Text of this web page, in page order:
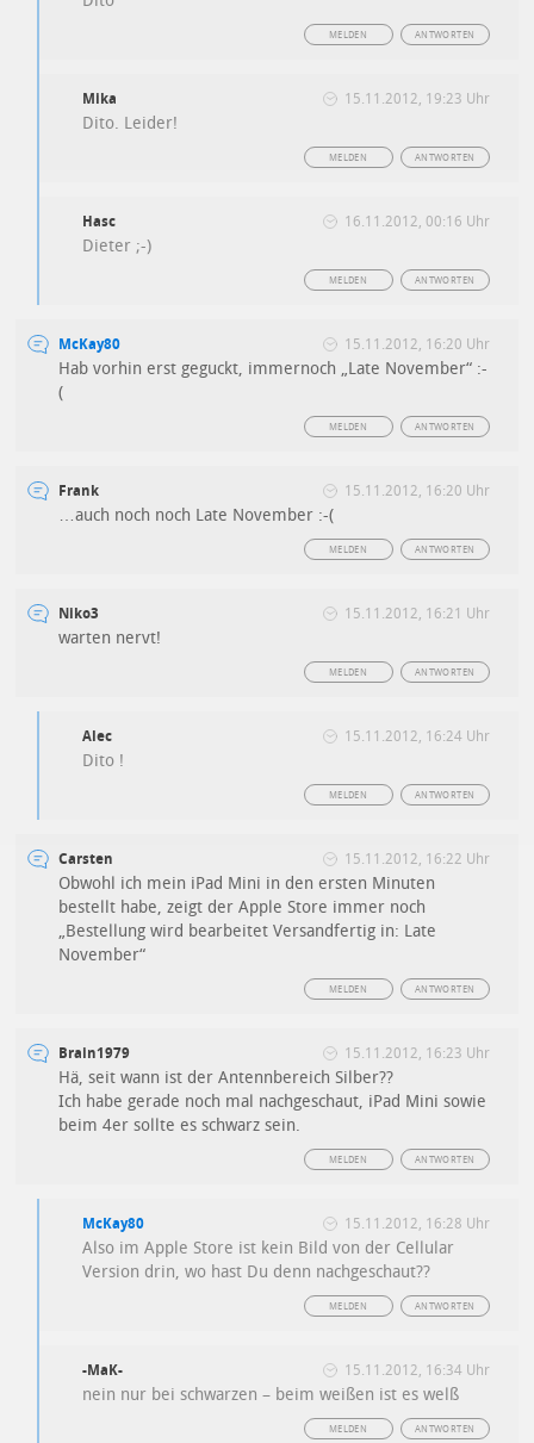
ANTWORTEN
MELDEN
Mika 15.11.2012, 19:23 Uhr
Dito. Leider!
ANTWORTEN
MELDEN
Hasc 16.11.2012, 00:16 Uhr
Dieter ;-)
ANTWORTEN
MELDEN
McKay80 15.11.2012, 16:20 Uhr
Hab vorhin erst geguckt, immernoch „Late November“ :-
(
ANTWORTEN
MELDEN
Frank 15.11.2012, 16:20 Uhr
…auch noch noch Late November :-(
ANTWORTEN
MELDEN
Niko3 15.11.2012, 16:21 Uhr
warten nervt!
ANTWORTEN
MELDEN
Alec 15.11.2012, 16:24 Uhr
Dito !
ANTWORTEN
MELDEN
Carsten 15.11.2012, 16:22 Uhr
Obwohl ich mein iPad Mini in den ersten Minuten
bestellt habe, zeigt der Apple Store immer noch
„Bestellung wird bearbeitet Versandfertig in: Late
November“
ANTWORTEN
MELDEN
Brain1979 15.11.2012, 16:23 Uhr
Hä, seit wann ist der Antennbereich Silber??
Ich habe gerade noch mal nachgeschaut, iPad Mini sowie
beim 4er sollte es schwarz sein.
ANTWORTEN
MELDEN
McKay80 15.11.2012, 16:28 Uhr
Also im Apple Store ist kein Bild von der Cellular
Version drin, wo hast Du denn nachgeschaut??
ANTWORTEN
MELDEN
-MaK- 15.11.2012, 16:34 Uhr
nein nur bei schwarzen – beim weißen ist es welß
ANTWORTEN
MELDEN